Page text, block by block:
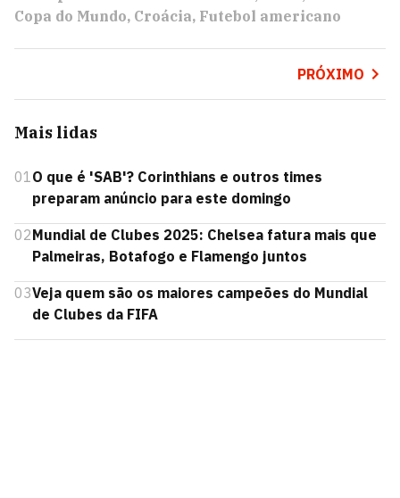
Copa do Mundo Croácia Futebol americano
PRÓXIMO
Mais lidas
01O que é 'SAB'? Corinthians e outros times
preparam anúncio para este domingo
02Mundial de Clubes 2025: Chelsea fatura mais que
Palmeiras, Botafogo e Flamengo juntos
03Veja quem são os maiores campeões do Mundial
de Clubes da FIFA